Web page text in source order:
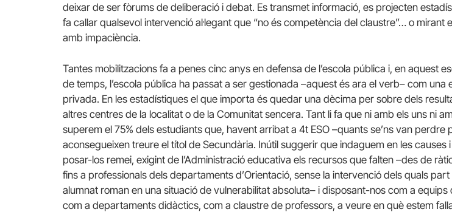
deixar de ser fòrums de deliberació i debat. Es transmet informació, es projecten
fa callar qualsevol intervenció al·legant que “no és competència del claustre”… o mirant
amb impaciència.
Tantes mobilitzacions fa a penes cinc anys en defensa de l’escola pública i, en aquest
de temps, l’escola pública ha passat a ser gestionada –aquest és ara el verb– com una
privada. En les estadístiques el que importa és quedar una dècima per sobre dels
altres centres de la localitat o de la Comunitat sencera. Tant li fa que ni amb els uns ni
superem el 75% dels estudiants que, havent arribat a 4t ESO –quants se’ns van perdre
aconsegueixen treure el títol de Secundària. Inútil suggerir que indaguem en les causes
posar-los remei, exigint de l’Administració educativa els recursos que falten –des de
fins a professionals dels departaments d’Orientació, sense la intervenció dels quals
alumnat roman en una situació de vulnerabilitat absoluta– i disposant-nos com a equips
com a departaments didàctics, com a claustre de professors, a veure en què estem